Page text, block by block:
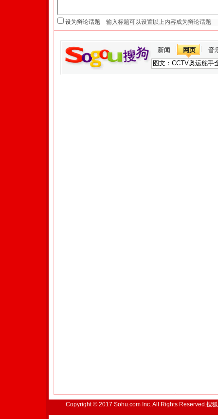
设为辩论话题
新闻 网页 音
Copyright © 2017 Sohu.com Inc. All Rights Reserved.搜